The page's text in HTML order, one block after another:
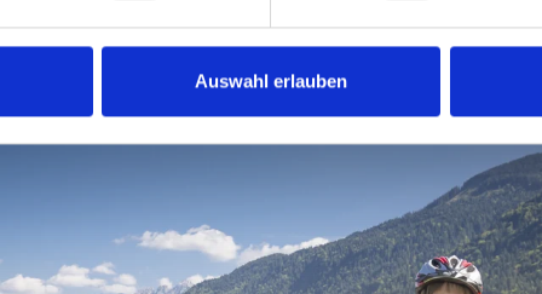
Auswahl erlauben